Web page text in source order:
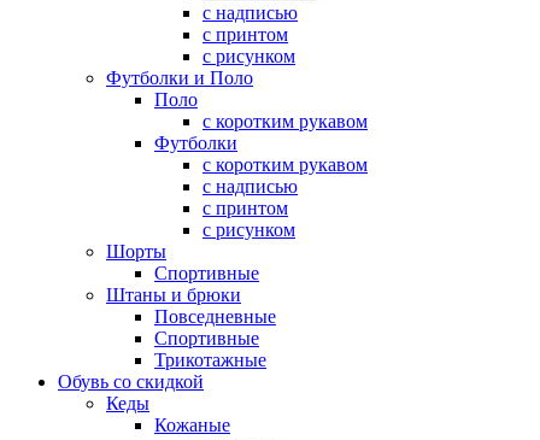
с надписью
с принтом
с рисунком
Футболки и Поло
Поло
с коротким рукавом
Футболки
с коротким рукавом
с надписью
с принтом
с рисунком
Шорты
Спортивные
Штаны и брюки
Повседневные
Спортивные
Трикотажные
Обувь со скидкой
Кеды
Кожаные